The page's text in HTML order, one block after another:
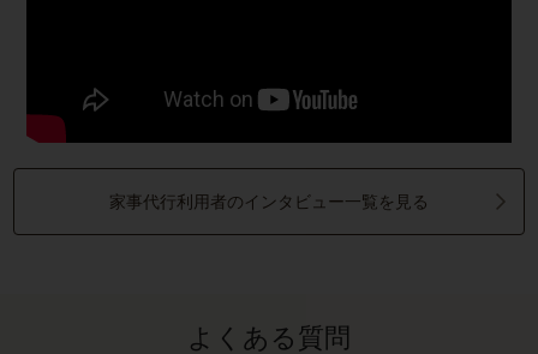
家事代行利用者のインタビュー一覧を見る
よくある質問